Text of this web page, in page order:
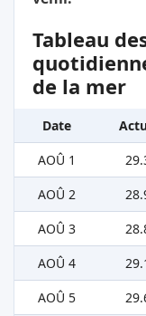
Tableau
de la mer
Date
AOÛ 1
AOÛ 2
AOÛ 3
AOÛ 4
AOÛ 5